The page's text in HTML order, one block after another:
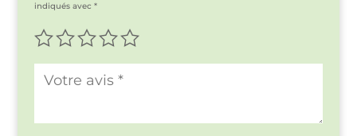
indiqués avec *